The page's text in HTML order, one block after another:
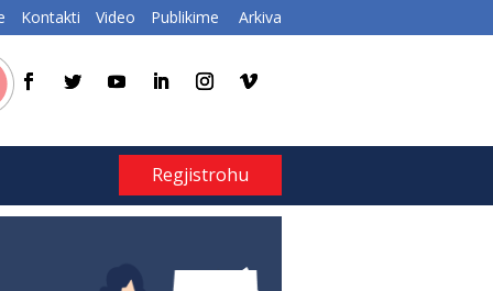
Kontakti Video Publikime Arkiva
Regjistrohu